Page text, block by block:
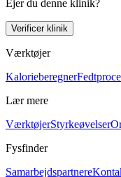
Ejer du denne klinik?
Verificer klinik
Værktøjer
Kalorieberegner
Lær mere
VærktøjerStyrkeøvelser
Fysfinder
Samarbejdspartnere